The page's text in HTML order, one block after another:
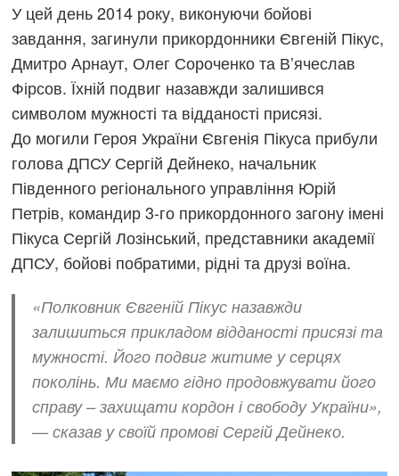
У цей день 2014 року, виконуючи бойові
завдання, загинули прикордонники Євгеній Пікус,
Дмитро Арнаут, Олег Сороченко та В’ячеслав
Фірсов. Їхній подвиг назавжди залишився
символом мужності та відданості присязі.
До могили Героя України Євгенія Пікуса прибули
голова ДПСУ Сергій Дейнеко, начальник
Південного регіонального управління Юрій
Петрів, командир 3-го прикордонного загону імені
Пікуса Сергій Лозінський, представники академії
ДПСУ, бойові побратими, рідні та друзі воїна.
«Полковник Євгеній Пікус назавжди
залишиться прикладом відданості присязі та
мужності. Його подвиг житиме у серцях
поколінь. Ми маємо гідно продовжувати його
справу – захищати кордон і свободу України»,
— сказав у своїй промові Сергій Дейнеко.